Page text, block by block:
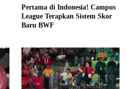
Pertama di Indonesia! Campus
League Terapkan Sistem Skor
Baru BWF